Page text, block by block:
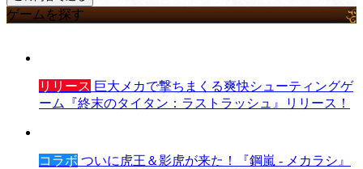
ゲームを探す
リリース 巨大メカで撃ちまくる爽快シューティングゲ
ーム『終末のタイタン：ラストラッシュ』リリース！
コラボ ついに虎王＆影虎が来た！『鋼嵐 - メカラシ』